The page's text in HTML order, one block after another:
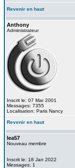
Revenir en haut
Anthony
Administrateur
Inscrit le: 07 Mar 2001
Messages: 7355
Localisation: Paris Nancy
Revenir en haut
lea57
Nouveau membre
Inscrit le: 18 Jan 2022
Messages: 1